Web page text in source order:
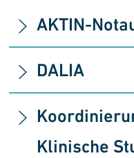
AKTIN-
DALIA
Klinische